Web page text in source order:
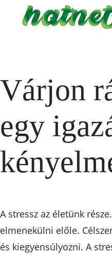
Várjon
egy
A stressz az életünk
elmenekülni előle.
és kiegyensúlyozni. A